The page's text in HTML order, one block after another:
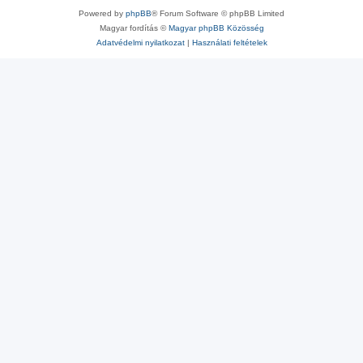
Powered by phpBB® Forum Software © phpBB Limited
Magyar fordítás ©Magyar phpBB Közösség
Adatvédelmi nyilatkozat| Használati feltételek